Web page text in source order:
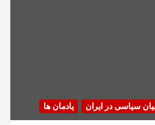
سیاسی در ایران یادمان ها